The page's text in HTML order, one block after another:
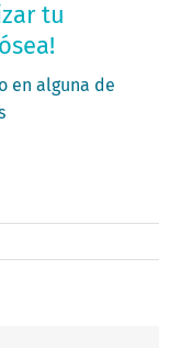
tu
en alguna de